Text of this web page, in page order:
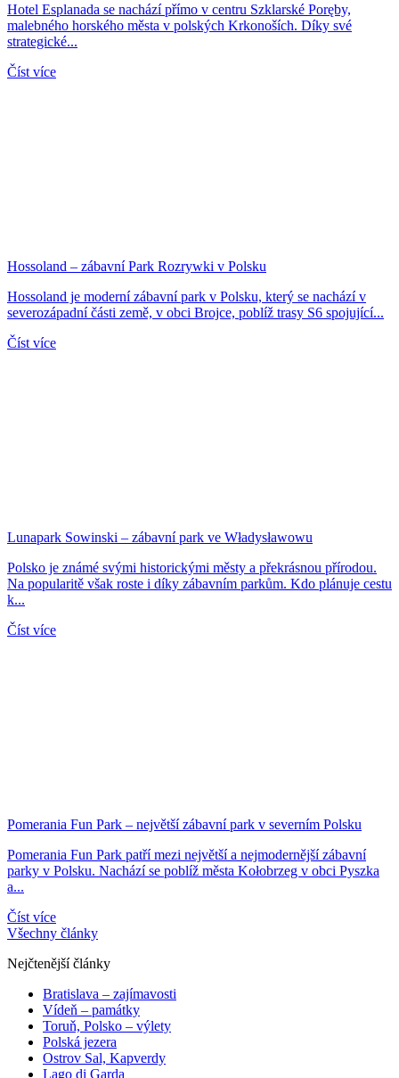
Hotel Esplanada se nachází přímo v centru Szklarské Poręby,
malebného horského města v polských Krkonoších. Díky své
strategické...
Číst více
Hossoland – zábavní Park Rozrywki v Polsku
Hossoland je moderní zábavní park v Polsku, který se nachází v
severozápadní části země, v obci Brojce, poblíž trasy S6 spojující...
Číst více
Lunapark Sowinski – zábavní park ve Władysławowu
Polsko je známé svými historickými městy a překrásnou přírodou.
Na popularitě však roste i díky zábavním parkům. Kdo plánuje cestu
k...
Číst více
Pomerania Fun Park – největší zábavní park v severním Polsku
Pomerania Fun Park patří mezi největší a nejmodernější zábavní
parky v Polsku. Nachází se poblíž města Kołobrzeg v obci Pyszka
a...
Číst více
Všechny články
Nejčtenější články
Bratislava – zajímavosti
Vídeň – památky
Toruň, Polsko – výlety
Polská jezera
Ostrov Sal, Kapverdy
Lago di Garda